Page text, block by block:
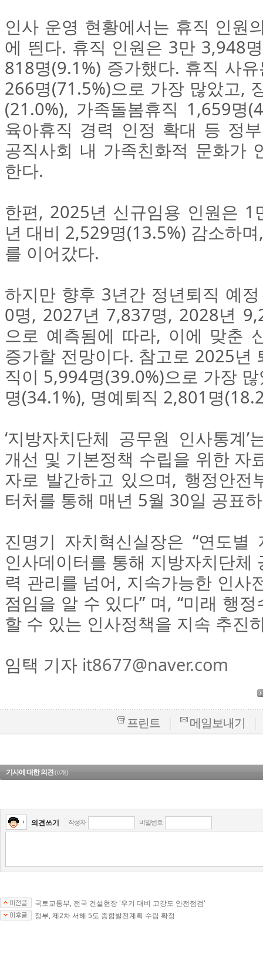
인사 운영 현황에서는 휴직 인원
에 띈다. 휴직 인원은 3만 3,948
818명(9.1%) 증가했다. 휴직 사
266명(71.5%)으로 가장 많았고,
(21.0%), 가족돌봄휴직 1,659명
육아휴직 경력 인정 확대 등 정
공직사회 내 가족친화적 문화가
한다.
한편, 2025년 신규임용 인원은
년 대비 2,529명(13.5%) 감소하
를 이어갔다.
하지만 향후 3년간 정년퇴직 예
0명, 2027년 7,837명, 2028년
으로 예측됨에 따라, 이에 맞춘
증가할 전망이다. 참고로 2025년
직이 5,994명(39.0%)으로 가장
명(34.1%), 명예퇴직 2,801명
‘지방자치단체 공무원 인사통계
개선 및 기본정책 수립을 위한 자
자로 발간하고 있으며, 행정안전
터처를 통해 매년 5월 30일 공표
진명기 자치혁신실장은 “연도별
인사데이터를 통해 지방자치단체
력 관리를 넘어, 지속가능한 인사
점임을 알 수 있다” 며, “미래 행
할 수 있는 인사정책을 지속 추진
임택 기자 it8677@naver.com
프린트 메일보내기
기사에 대한 의견(0개)
의견쓰기 작성자 비밀번호
국토교통부, 전국 건설현장 '우기 대비 고강도 안전점검'
정부, 제2차 서해 5도 종합발전계획 수립 확정